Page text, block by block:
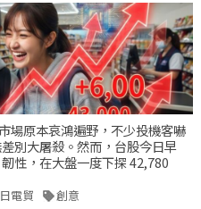
場原本哀鴻遍野，不少投機客嚇
別大屠殺。然而，台股今日早
性，在大盤一度下探 42,780
日電貿 創意